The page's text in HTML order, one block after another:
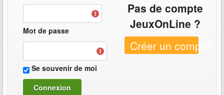
Mot de passe
Se souvenir de moi
Pas de compte
JeuxOnLine ?
Créer un compte